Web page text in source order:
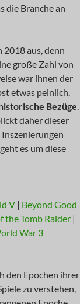
die Branche an
2018 aus, denn
große Zahl von
war ihnen der
etwas peinlich.
Bezüge.
daher dieser
es um diese
V | Beyond Good
the Tomb Raider |
War 3
den Epochen ihrer
zu verstehen,